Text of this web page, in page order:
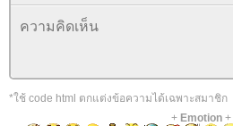
*ใช้ code html ตกแต่งข้อความได้เฉพาะสมาชิก
+ Emotion+